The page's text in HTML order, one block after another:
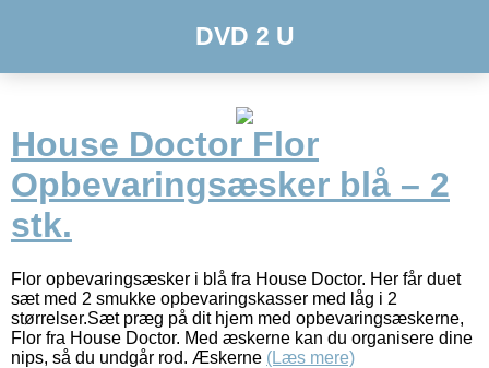
DVD 2 U
House Doctor Flor
Opbevaringsæsker blå – 2
stk.
Flor opbevaringsæsker i blå fra House Doctor. Her får duet
sæt med 2 smukke opbevaringskasser med låg i 2
størrelser.Sæt præg på dit hjem med opbevaringsæskerne,
Flor fra House Doctor. Med æskerne kan du organisere dine
nips, så du undgår rod. Æskerne (Læs mere)